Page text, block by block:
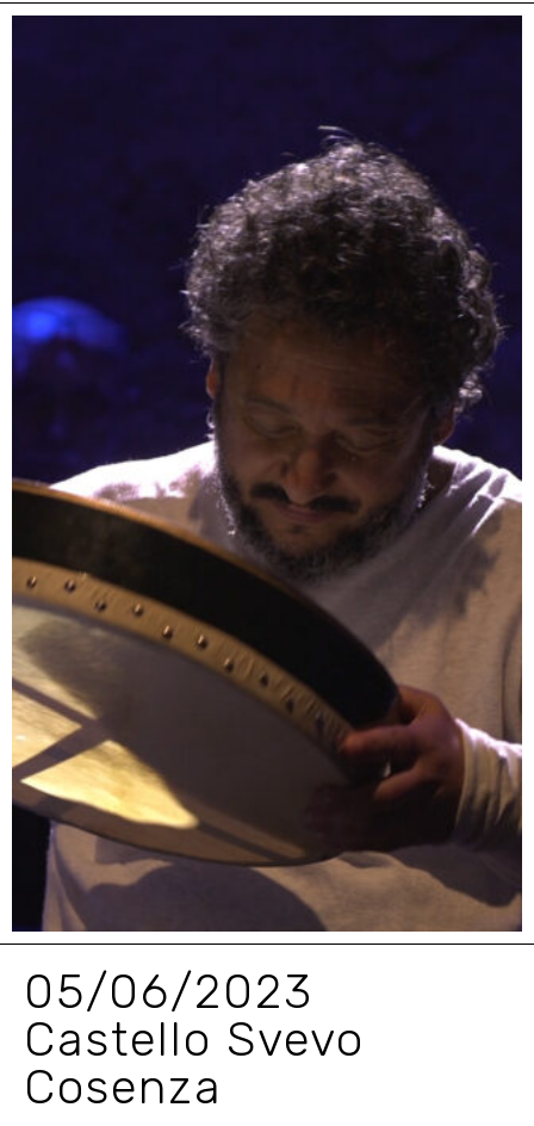
05/06/2023
Castello Svevo
Cosenza